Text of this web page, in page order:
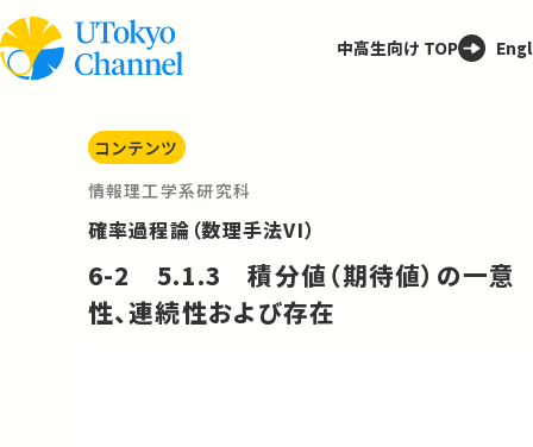
中高生向け TOP
コンテンツ
情報理工学系研究科
確率過程論（数理手法VI）
6-2 5.1.3 積分値（期待値）の一意
性、連続性および存在